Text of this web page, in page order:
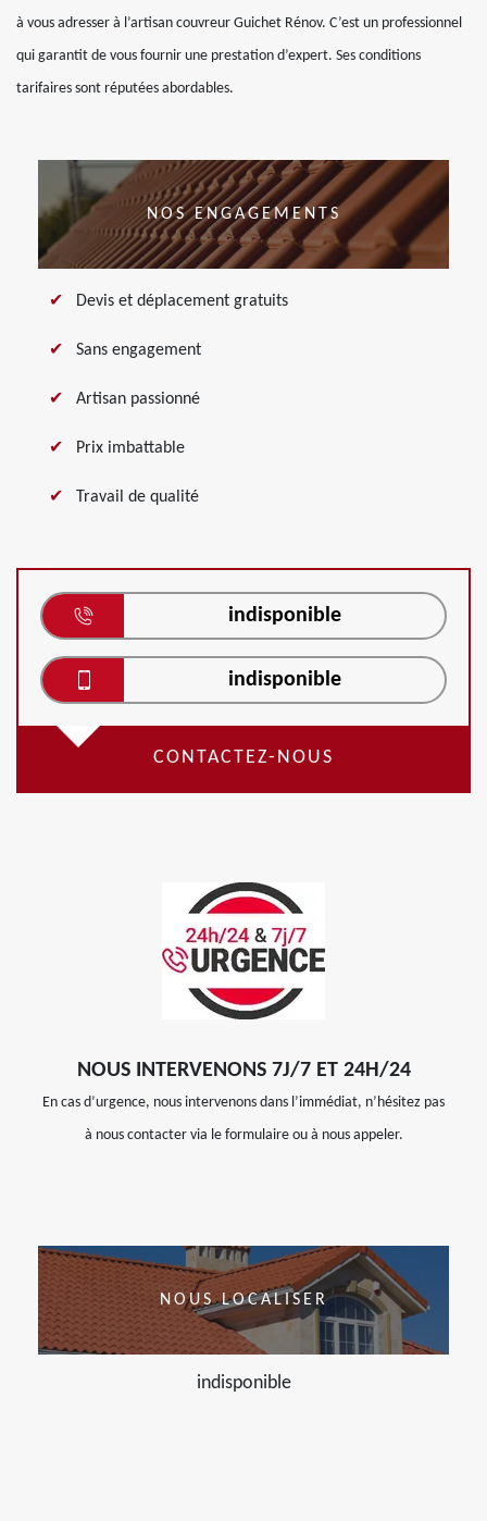
à vous adresser à l’artisan couvreur Guichet Rénov. C’est un professionnel
qui garantit de vous fournir une prestation d’expert. Ses conditions
tarifaires sont réputées abordables.
NOS ENGAGEMENTS
Devis et déplacement gratuits
Sans engagement
Artisan passionné
Prix imbattable
Travail de qualité
indisponible
indisponible
CONTACTEZ-NOUS
NOUS INTERVENONS 7J/7 ET 24H/24
En cas d’urgence, nous intervenons dans l’immédiat, n’hésitez pas
à nous contacter via le formulaire ou à nous appeler.
NOUS LOCALISER
indisponible